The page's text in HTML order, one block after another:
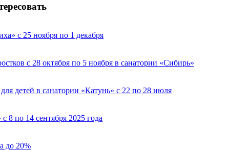
с 25 ноября по 1 декабря
с 28 октября по 5 ноября в санатории «Сибирь»
детей в санатории «Катунь» с 22 по 28 июля
8 по 14 сентября 2025 года
до 20%